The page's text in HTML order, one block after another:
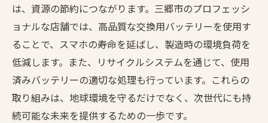
は、資源の節約につながります。三郷市のプロフェッシ
ョナルな店舗では、高品質な交換用バッテリーを使用す
ることで、スマホの寿命を延ばし、製造時の環境負荷を
低減します。また、リサイクルシステムを通じて、使用
済みバッテリーの適切な処理も行っています。これらの
取り組みは、地球環境を守るだけでなく、次世代にも持
続可能な未来を提供するための一歩です。